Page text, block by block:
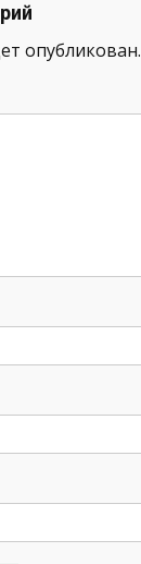
опубликован.